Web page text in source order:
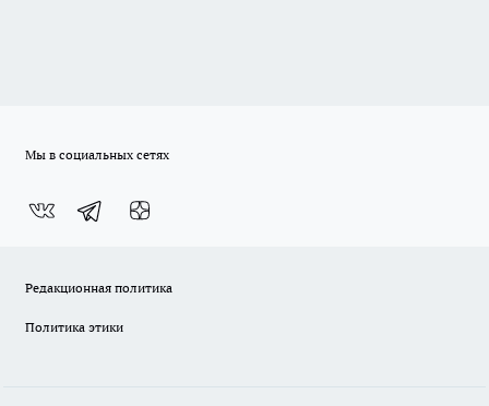
Мы в социальных сетях
Редакционная политика
Политика этики